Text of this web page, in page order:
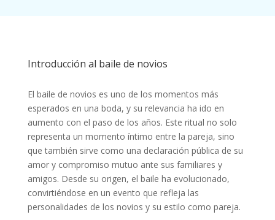
Introducción al baile de novios
El baile de novios es uno de los momentos más
esperados en una boda, y su relevancia ha ido en
aumento con el paso de los años. Este ritual no solo
representa un momento íntimo entre la pareja, sino
que también sirve como una declaración pública de su
amor y compromiso mutuo ante sus familiares y
amigos. Desde su origen, el baile ha evolucionado,
convirtiéndose en un evento que refleja las
personalidades de los novios y su estilo como pareja.